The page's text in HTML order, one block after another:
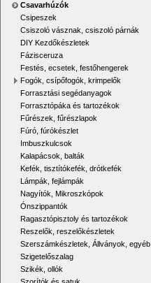
Csavarhúzók
Csipeszek
Csiszoló vásznak, csiszoló párnák
DIY Kezdőkészletek
Fázisceruza
Festés, ecsetek, festőhengerek
Fogók, csípőfogók, krimpelők
Forrasztási segédanyagok
Forrasztópáka és tartozékok
Fűrészek, fűrészlapok
Fúró, fúrókészlet
Imbuszkulcsok
Kalapácsok, balták
Kefék, tisztítókefék, drótkefék
Lámpák, fejlámpák
Nagyítók, Mikroszkópok
Ónszippantók
Ragasztópisztoly és tartozékok
Reszelők, reszelőkészletek
Szerszámkészletek, Állványok, egyéb
Szigetelőszalag
Szikék, ollók